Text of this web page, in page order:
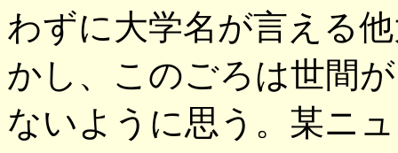
わずに大学名が言える
かし、このごろは世間
ないように思う。某ニ